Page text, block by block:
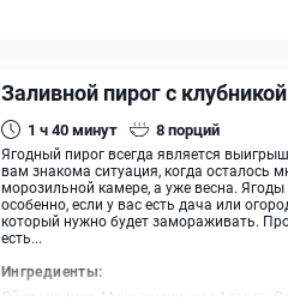
Заливной пирог с клубникой
1 ч 40минут 8порций
Ягодный пирог всегда является
вам знакома ситуация, когда осталось
морозильной камере, а уже весна.
особенно, если у вас есть дача или
который нужно будет замораживать.
есть...
Ингредиенты:
Яйцо куриное, Мука пшеничная I сорта,